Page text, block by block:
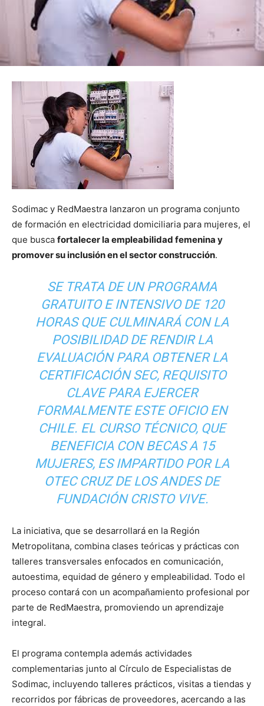
Sodimac y RedMaestra lanzaron un programa conjunto
de formación en electricidad domiciliaria para mujeres, el
que busca fortalecer la empleabilidad femenina y
promover su inclusión en el sector construcción.
SE TRATA DE UN PROGRAMA
GRATUITO E INTENSIVO DE 120
HORAS QUE CULMINARÁ CON LA
POSIBILIDAD DE RENDIR LA
EVALUACIÓN PARA OBTENER LA
CERTIFICACIÓN SEC, REQUISITO
CLAVE PARA EJERCER
FORMALMENTE ESTE OFICIO EN
CHILE. EL CURSO TÉCNICO, QUE
BENEFICIA CON BECAS A 15
MUJERES, ES IMPARTIDO POR LA
OTEC CRUZ DE LOS ANDES DE
FUNDACIÓN CRISTO VIVE.
La iniciativa, que se desarrollará en la Región
Metropolitana, combina clases teóricas y prácticas con
talleres transversales enfocados en comunicación,
autoestima, equidad de género y empleabilidad. Todo el
proceso contará con un acompañamiento profesional por
parte de RedMaestra, promoviendo un aprendizaje
integral.
El programa contempla además actividades
complementarias junto al Círculo de Especialistas de
Sodimac, incluyendo talleres prácticos, visitas a tiendas y
recorridos por fábricas de proveedores, acercando a las